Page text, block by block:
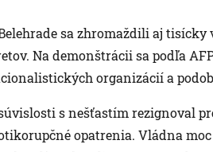
sa zhromaždili aj
Na demonštrácii sa podľa
organizácií a
s nešťastím rezignoval
opatrenia. Vládna